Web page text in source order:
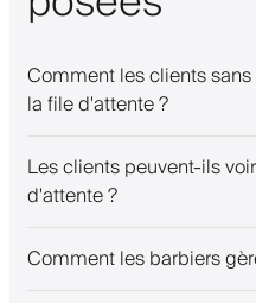
Comment les clients
la file d'attente ?
Les clients peuvent-ils
d'attente ?
Comment les barbiers